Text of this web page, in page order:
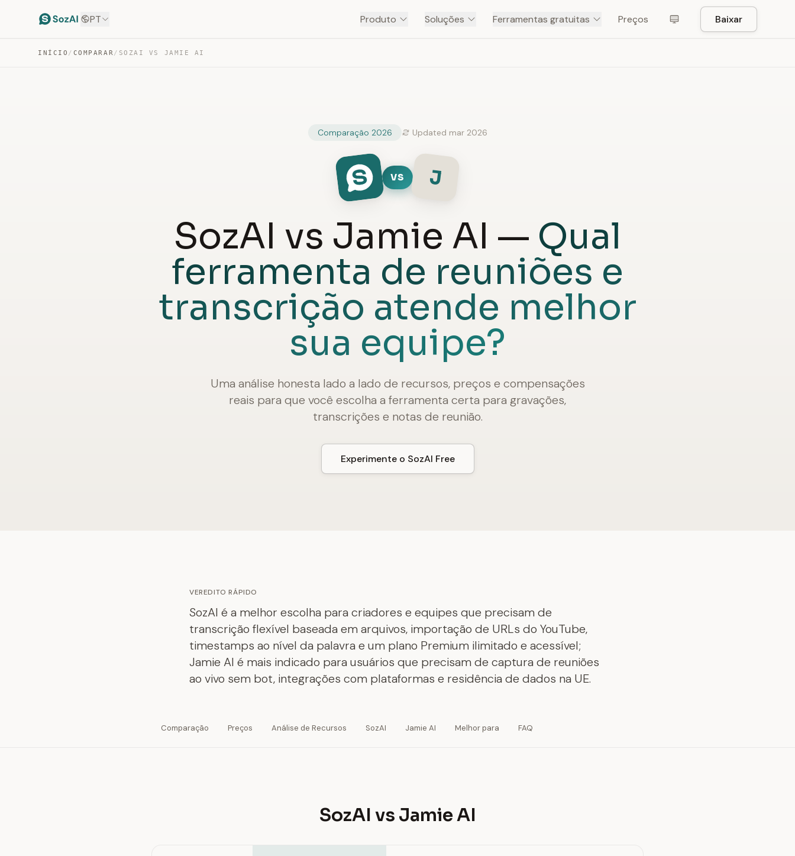
PT Produto Soluções Ferramentas gratuitas Preços Baixar
INÍCIO / COMPARAR / SOZAI VS JAMIE AI
Comparação 2026 Updated mar 2026
VS J
SozAI vs Jamie AI — Qual
ferramenta de reuniões e
transcrição atende melhor
sua equipe?
Uma análise honesta lado a lado de recursos, preços e compensações
reais para que você escolha a ferramenta certa para gravações,
transcrições e notas de reunião.
Experimente o SozAI Free
VEREDITO RÁPIDO
SozAI é a melhor escolha para criadores e equipes que precisam de
transcrição flexível baseada em arquivos, importação de URLs do YouTube,
timestamps ao nível da palavra e um plano Premium ilimitado e acessível;
Jamie AI é mais indicado para usuários que precisam de captura de reuniões
ao vivo sem bot, integrações com plataformas e residência de dados na UE.
Comparação Preços Análise de Recursos SozAI Jamie AI Melhor para FAQ
SozAI vs Jamie AI